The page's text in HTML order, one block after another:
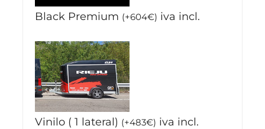
Black Premium (+604€) iva incl.
Vinilo ( 1 lateral) (+483€) iva incl.